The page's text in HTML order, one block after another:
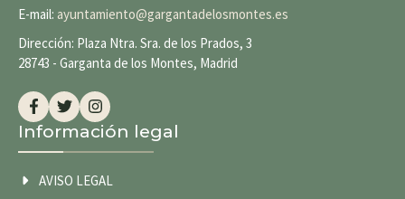
E-mail: ayuntamiento@gargantadelosmontes.es
Dirección: Plaza Ntra. Sra. de los Prados, 3
28743 - Garganta de los Montes, Madrid
Información legal
AVISO LEGAL